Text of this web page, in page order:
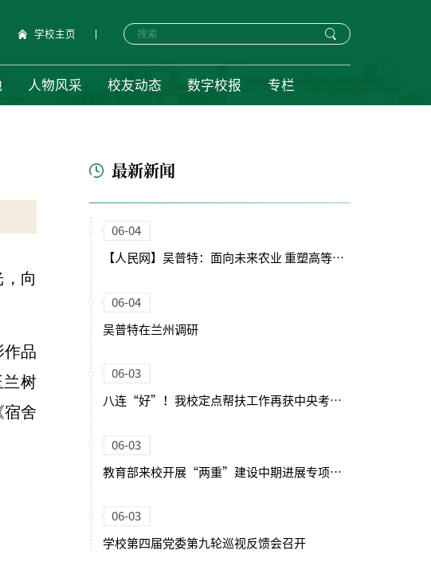
学校主页
人物风采 校友动态 数字校报 专栏
向
作品
兰树
宿舍
最新新闻
06-04
【人民网】吴普特：面向未来农业 重塑高等农业教育体系
06-04
吴普特在兰州调研
06-03
八连“好”！我校定点帮扶工作再获中央考核最高评价
06-03
教育部来校开展“两重”建设中期进展专项调研
06-03
学校第四届党委第九轮巡视反馈会召开